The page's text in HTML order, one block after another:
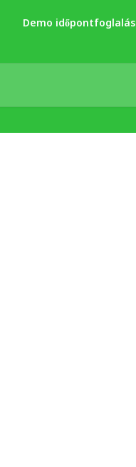
Demo időpontfoglalás